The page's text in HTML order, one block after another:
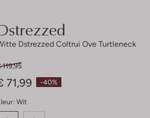
Dstrezzed Coltrui Ove Turtleneck
-40%
119,95
71,99
Wit